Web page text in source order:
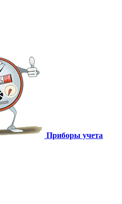
Приборы учета